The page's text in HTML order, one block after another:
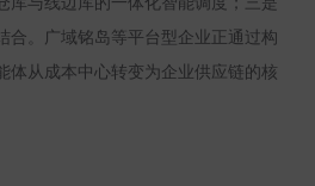
合。广域铭岛等平台型企业正通过构
体从成本中心转变为企业供应链的核